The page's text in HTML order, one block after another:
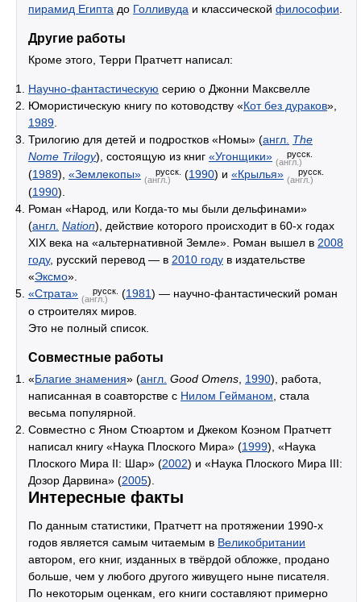
пирамид Египта до Голливуда и классической философии.
Другие работы
Кроме этого, Терри Пратчетт написал:
Научно-фантастическую серию о Джонни Максвелле
Юмористическую книгу по котоводству «Кот без дураков»,
1989.
Трилогию для детей и подростков «Номы» (англ. The
Nome Trilogy), состоящую из книг «Угонщики» (англ.)
русск.
(1989), «Землекопы» (англ.)
русск. (1990) и «Крылья» (англ.)
русск.
(1990).
Роман «Народ, или Когда-то мы были дельфинами»
(англ. Nation), действие которого происходит в 60-х годах
XIX века на «альтернативной Земле». Роман вышел в 2008
году, русский перевод — в 2010 году в издательстве
«Эксмо».
«Страта» (англ.)
русск. (1981) — научно-фантастический роман
о строителях миров.
Это не полный список.
Совместные работы
«Благие знамения» (англ. Good Omens, 1990), работа,
написанная в соавторстве с Нилом Гейманом, стала
весьма популярной.
Совместно с Яном Стюартом и Джеком Коэном Пратчетт
написал книгу «Наука Плоского Мира» (1999), «Наука
Плоского Мира II: Шар» (2002) и «Наука Плоского Мира III:
Дозор Дарвина» (2005).
Интересные факты
По данным статистики, Пратчетт на протяжении 1990-х
годов является самым читаемым в Великобритании
автором, его книг, изданных в твёрдой обложке, продано
больше, чем у любого другого живущего ныне писателя.
По некоторым оценкам, его книги составляют примерно